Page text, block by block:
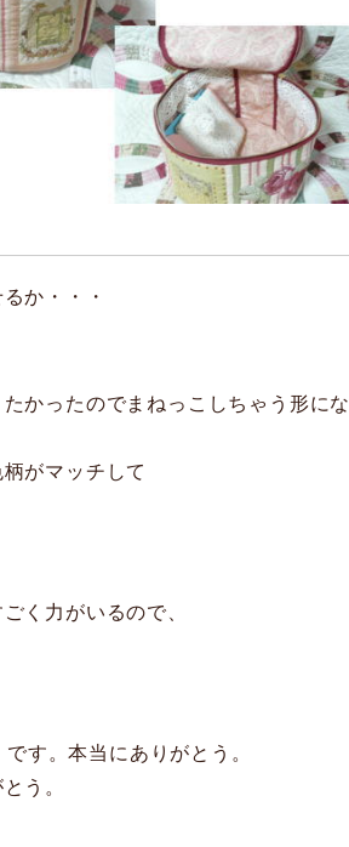
か・・・
かったのでまねっこしちゃう形にな
がマッチして
く力がいるので、
す。本当にありがとう。
う。